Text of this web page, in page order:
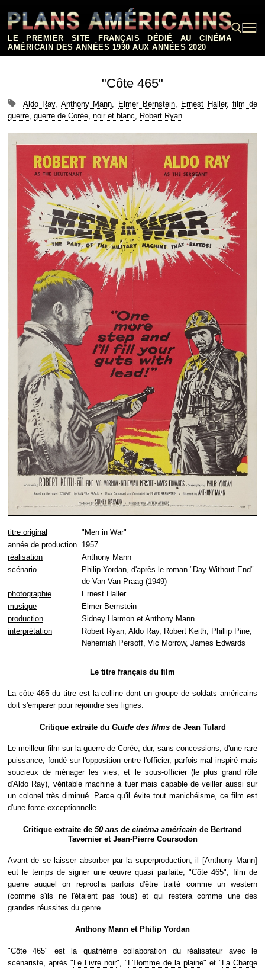
contenu
LE PREMIER SITE FRANÇAIS DÉDIÉ AU CINÉMA
AMÉRICAIN DES ANNÉES 1930 AUX ANNÉES 2020
"Côte 465"
Aldo Ray, Anthony Mann, Elmer Bernstein, Ernest Haller,film de
guerre, guerre de Corée, noir et blanc, Robert Ryan
titre original
"Men in War"
année de production 1957
réalisation
Anthony Mann
scénario
Philip Yordan, d'après le roman "Day Without End"
de Van Van Praag (1949)
photographie
Ernest Haller
musique
Elmer Bernstein
production
Sidney Harmon et Anthony Mann
interprétation
Robert Ryan, Aldo Ray, Robert Keith, Phillip Pine,
Nehemiah Persoff, Vic Morrow, James Edwards
Le titre français du film
La côte 465 du titre est la colline dont un groupe de soldats américains
doit s'emparer pour rejoindre ses lignes.
Critique extraite du Guide des filmsde Jean Tulard
Le meilleur film sur la guerre de Corée, dur, sans concessions, d'une rare
puissance, fondé sur l'opposition entre l'officier, parfois mal inspiré mais
soucieux de ménager les vies, et le sous-officier (le plus grand rôle
d'Aldo Ray), véritable machine à tuer mais capable de veiller aussi sur
un colonel très diminué. Parce qu'il évite tout manichéisme, ce film est
d'une force exceptionnelle.
Critique extraite de 50 ans de cinéma américain de Bertrand
Tavernier et Jean-Pierre Coursodon
Avant de se laisser absorber par la superproduction, il [Anthony Mann]
eut le temps de signer une œuvre quasi parfaite, "Côte 465", film de
guerre auquel on reprocha parfois d'être traité comme un western
(comme s'ils ne l'étaient pas tous) et qui restera comme une des
grandes réussites du genre.
Anthony Mann et Philip Yordan
"Côte 465" est la quatrième collaboration du réalisateur avec le
scénariste, après " Le Livre noir", " L'Homme de la plaine" et " La Charge